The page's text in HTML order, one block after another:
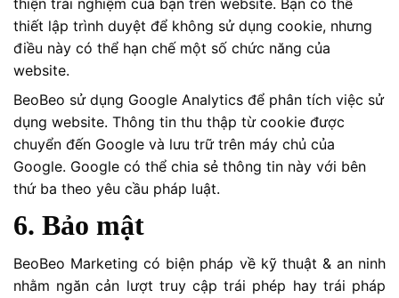
thiện trải nghiệm của bạn trên website. Bạn có thể
thiết lập trình duyệt để không sử dụng cookie, nhưng
điều này có thể hạn chế một số chức năng của
website.
BeoBeo sử dụng Google Analytics để phân tích việc sử
dụng website. Thông tin thu thập từ cookie được
chuyển đến Google và lưu trữ trên máy chủ của
Google. Google có thể chia sẻ thông tin này với bên
thứ ba theo yêu cầu pháp luật.
6. Bảo mật
BeoBeo Marketing có biện pháp về kỹ thuật & an ninh
nhằm ngăn cản lượt truy cập trái phép hay trái pháp